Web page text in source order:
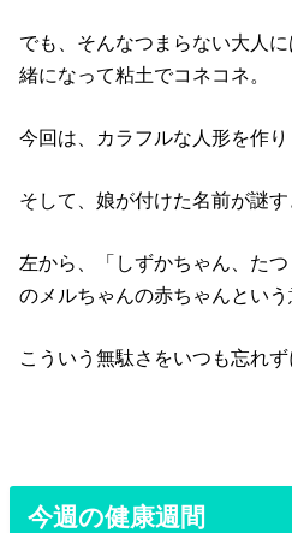
でも、そんなつまらない大人
緒になって粘土でコネコネ。
今回は、カラフルな人形を作り
そして、娘が付けた名前が謎す
左から、「しずかちゃん、た
のメルちゃんの赤ちゃんという
こういう無駄さをいつも忘れず
今週の健康週間